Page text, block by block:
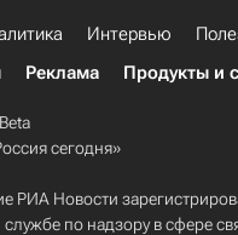
Интервью
Реклама Продукты и
сегодня»
РИА Новости
по надзору в сфере